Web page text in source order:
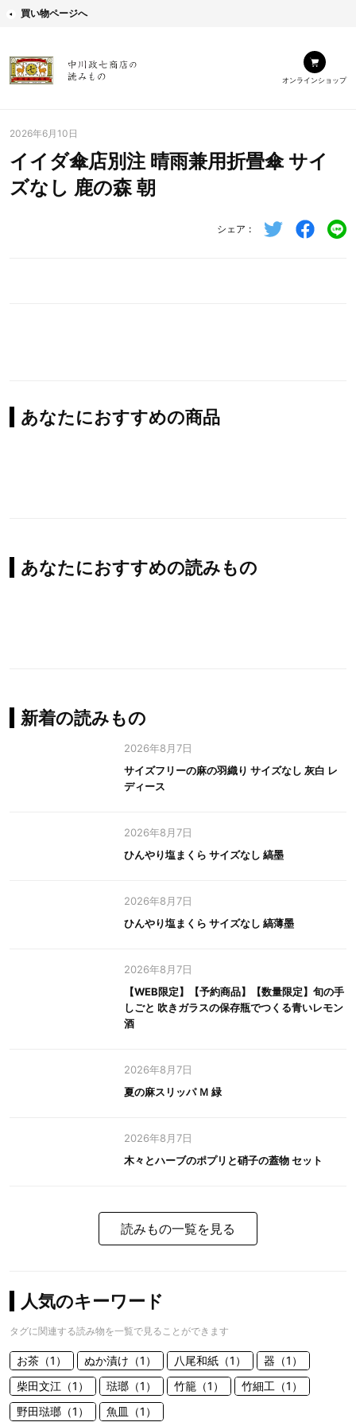
買い物ページへ
オンラインショップ
2026年6月10日
イイダ傘店別注 晴雨兼用折畳傘 サイ
ズなし 鹿の森 朝
シェア
あなたにおすすめの商品
あなたにおすすめの読みもの
新着の読みもの
2026年8月7日
サイズフリーの麻の羽織り サイズなし 灰白 レ
ディース
2026年8月7日
ひんやり塩まくら サイズなし 縞墨
2026年8月7日
ひんやり塩まくら サイズなし 縞薄墨
2026年8月7日
【WEB限定】【予約商品】【数量限定】旬の手
しごと 吹きガラスの保存瓶でつくる青いレモン
酒
2026年8月7日
夏の麻スリッパ Ｍ 緑
2026年8月7日
木々とハーブのポプリと硝子の蓋物 セット
読みもの一覧を見る
人気のキーワード
タグに関連する読み物を一覧で見ることができます
お茶（1） ぬか漬け（1） 八尾和紙（1）
器（1）
柴田文江（1）
琺瑯（1） 竹籠（1）
竹細工（1）
野田琺瑯（1）
魚皿（1）